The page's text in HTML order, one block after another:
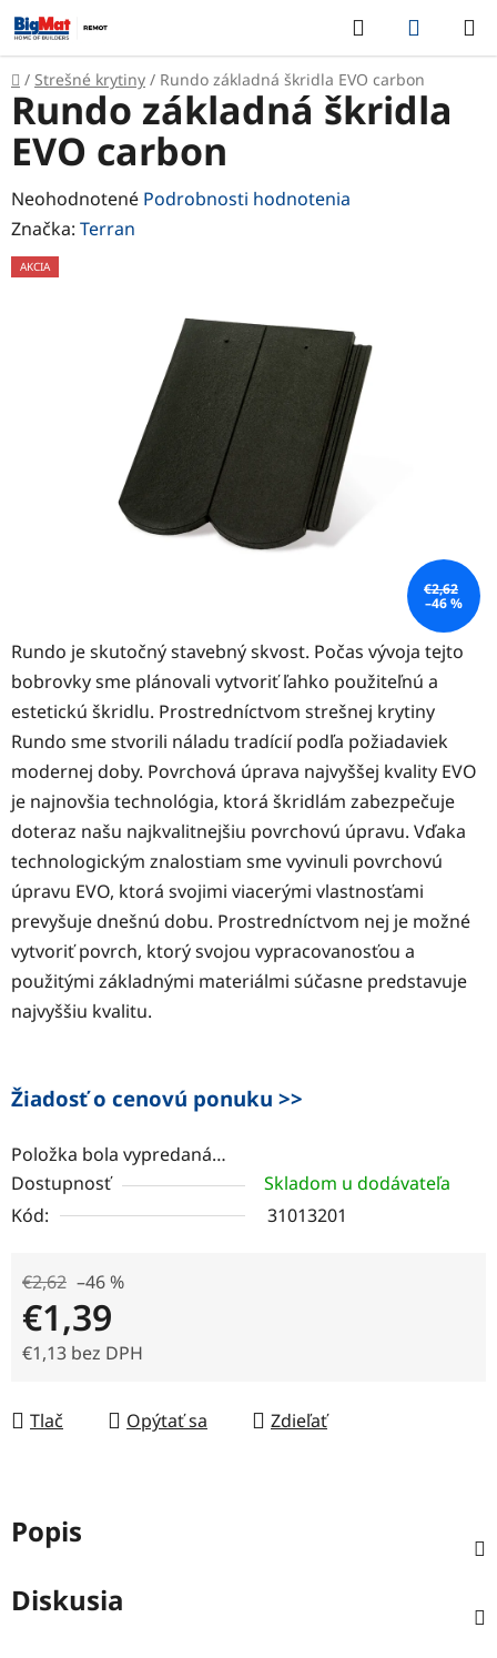
Prejsť
na
obsah
Hľadať
KOŠÍK
Domov
/ Strešné krytiny / Rundo základná škridla EVO carbon
Rundo je skutočný stavebný skvost. Počas vývoja tejto
bobrovky sme plánovali vytvoriť ľahko použiteľnú a
estetickú škridlu. Prostredníctvom strešnej krytiny
Rundo sme stvorili náladu tradícií podľa požiadaviek
modernej doby. Povrchová úprava najvyššej kvality EVO
je najnovšia technológia, ktorá škridlám zabezpečuje
doteraz našu najkvalitnejšiu povrchovú úpravu. Vďaka
technologickým znalostiam sme vyvinuli povrchovú
úpravu EVO, ktorá svojimi viacerými vlastnosťami
prevyšuje dnešnú dobu. Prostredníctvom nej je možné
vytvoriť povrch, ktorý svojou vypracovanosťou a
použitými základnými materiálmi súčasne predstavuje
najvyššiu kvalitu.
Žiadosť o cenovú ponuku >>
Položka bola vypredaná…
Dostupnosť
Skladom u dodávateľa
Kód:
31013201
€2,62 –46 %
€1,39
€1,13 bez DPH
Tlač
Opýtať sa Zdieľať
Rundo základná škridla
EVO carbon
Priemerné
hodnotenie
produktu
Neohodnotené Podrobnosti hodnotenia
Značka: Terran
AKCIA
€2,62
–46 %
Popis
Diskusia